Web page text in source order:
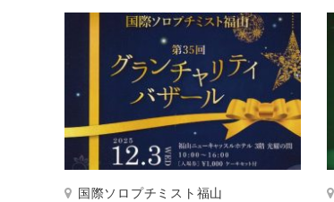
国際ソロプチミスト福山